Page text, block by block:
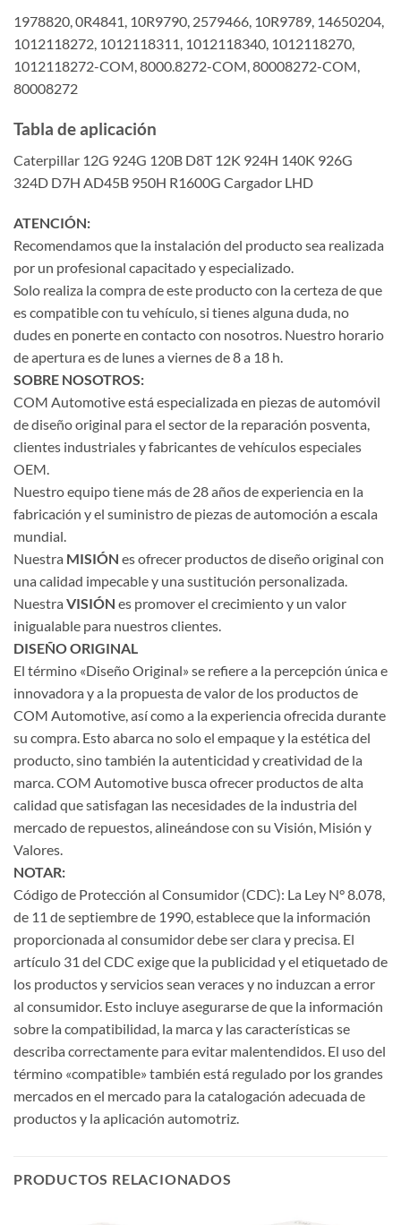
1978820, 0R4841, 10R9790, 2579466, 10R9789, 14650204,
1012118272, 1012118311, 1012118340, 1012118270,
1012118272-COM, 8000.8272-COM, 80008272-COM,
80008272
Tabla de aplicación
Caterpillar 12G 924G 120B D8T 12K 924H 140K 926G
324D D7H AD45B 950H R1600G Cargador LHD
ATENCIÓN:
Recomendamos que la instalación del producto sea realizada
por un profesional capacitado y especializado.
Solo realiza la compra de este producto con la certeza de que
es compatible con tu vehículo, si tienes alguna duda, no
dudes en ponerte en contacto con nosotros. Nuestro horario
de apertura es de lunes a viernes de 8 a 18 h.
SOBRE NOSOTROS:
COM Automotive está especializada en piezas de automóvil
de diseño original para el sector de la reparación posventa,
clientes industriales y fabricantes de vehículos especiales
OEM.
Nuestro equipo tiene más de 28 años de experiencia en la
fabricación y el suministro de piezas de automoción a escala
mundial.
Nuestra MISIÓN es ofrecer productos de diseño original con
una calidad impecable y una sustitución personalizada.
Nuestra VISIÓN es promover el crecimiento y un valor
inigualable para nuestros clientes.
DISEÑO ORIGINAL
El término «Diseño Original» se refiere a la percepción única e
innovadora y a la propuesta de valor de los productos de
COM Automotive, así como a la experiencia ofrecida durante
su compra. Esto abarca no solo el empaque y la estética del
producto, sino también la autenticidad y creatividad de la
marca. COM Automotive busca ofrecer productos de alta
calidad que satisfagan las necesidades de la industria del
mercado de repuestos, alineándose con su Visión, Misión y
Valores.
NOTAR:
Código de Protección al Consumidor (CDC): La Ley N° 8.078,
de 11 de septiembre de 1990, establece que la información
proporcionada al consumidor debe ser clara y precisa. El
artículo 31 del CDC exige que la publicidad y el etiquetado de
los productos y servicios sean veraces y no induzcan a error
al consumidor. Esto incluye asegurarse de que la información
sobre la compatibilidad, la marca y las características se
describa correctamente para evitar malentendidos. El uso del
término «compatible» también está regulado por los grandes
mercados en el mercado para la catalogación adecuada de
productos y la aplicación automotriz.
PRODUCTOS RELACIONADOS